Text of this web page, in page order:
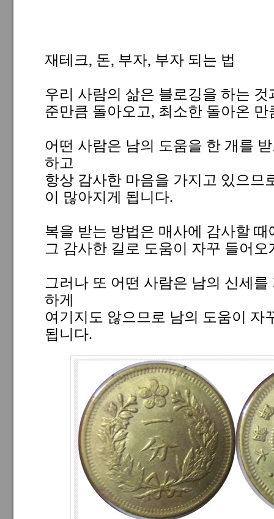
재테크, 돈, 부자, 부자 되는 법
우리 사람의 삶은 블로깅을 하는 것
준만큼 돌아오고, 최소한 돌아온
어떤 사람은 남의 도움을 한 개를
하고
항상 감사한 마음을 가지고 있으므
이 많아지게 됩니다.
복을 받는 방법은 매사에 감사할
그 감사한 길로 도움이 자꾸 들어
그러나 또 어떤 사람은 남의 신세
하게
여기지도 않으므로 남의 도움이 자
됩니다.